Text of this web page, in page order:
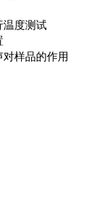
度测试
样品的作用